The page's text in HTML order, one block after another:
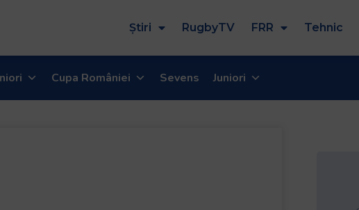
Știri RugbyTV FRR Tehnic
Cupa României Sevens Juniori